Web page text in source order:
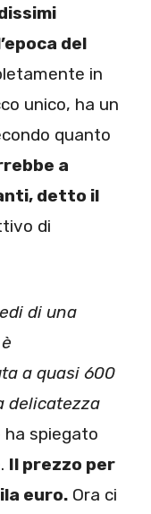
del
in
unico, ha un
quanto
a
detto il
di
di una
a quasi 600
delicatezza
ha spiegato
Il prezzo per
euro. Ora ci